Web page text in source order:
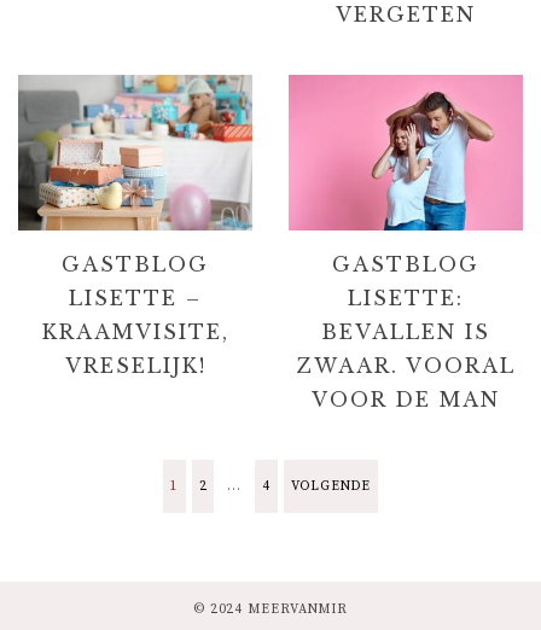
VERGETEN
GASTBLOG
LISETTE –
KRAAMVISITE,
VRESELIJK!
GASTBLOG
LISETTE:
BEVALLEN IS
ZWAAR. VOORAL
VOOR DE MAN
B
R
1 2 … 4 VOLGENDE
© 2024 MEERVANMIR